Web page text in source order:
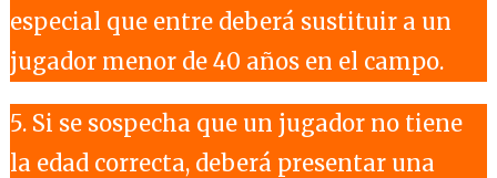
especial que entre deberá sustituir a un
jugador menor de 40 años en el campo.
5. Si se sospecha que un jugador no tiene
la edad correcta, deberá presentar una